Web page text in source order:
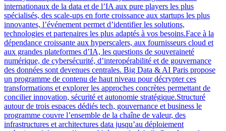
internationaux de la data et de l’IA aux pure players les plus
spécialisés, des scale-ups en forte croissance aux startups les plus
innovantes, l’événement permet d’identifier les solutions,
technologies et partenaires les plus adaptés à vos besoins.Face à la
dépendance croissante aux hyperscalers, aux fournisseurs cloud et
aux grandes plateformes d’IA, les questions de souveraineté
numérique, de cybersécurité, d’interopérabilité et de gouvernance
des données sont devenues centrales. Big Data & AI Paris propose
un programme de contenu de haut niveau pour décrypter ces
transformations et explorer les approches concrètes permettant de
concilier innovation, sécurité et autonomie stratégique.Structuré
autour de trois espaces dédiés tech, gouvernance et business le
programme couvre l’ensemble de la chaîne de valeur, des
infrastructures et architectures data jusqu’au déploiement